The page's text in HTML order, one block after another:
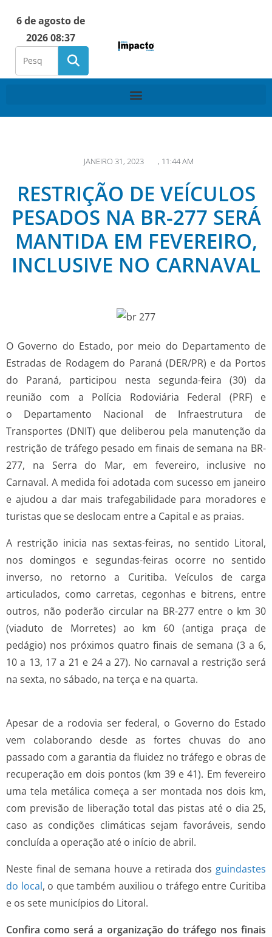
6 de agosto de
2026 08:37
JANEIRO 31, 2023 , 11:44 AM
RESTRIÇÃO DE VEÍCULOS
PESADOS NA BR-277 SERÁ
MANTIDA EM FEVEREIRO,
INCLUSIVE NO CARNAVAL
O Governo do Estado, por meio do Departamento de
Estradas de Rodagem do Paraná (DER/PR) e da Portos
do Paraná, participou nesta segunda-feira (30) da
reunião com a Polícia Rodoviária Federal (PRF) e
o Departamento Nacional de Infraestrutura de
Transportes (DNIT) que deliberou pela manutenção da
restrição de tráfego pesado em finais de semana na BR-
277, na Serra do Mar, em fevereiro, inclusive no
Carnaval. A medida foi adotada com sucesso em janeiro
e ajudou a dar mais trafegabilidade para moradores e
turistas que se deslocam entre a Capital e as praias.
A restrição inicia nas sextas-feiras, no sentido Litoral,
nos domingos e segundas-feiras ocorre no sentido
inverso, no retorno a Curitiba. Veículos de carga
articulados, como carretas, cegonhas e bitrens, entre
outros, não poderão circular na BR-277 entre o km 30
(viaduto de Morretes) ao km 60 (antiga praça de
pedágio) nos próximos quatro finais de semana (3 a 6,
10 a 13, 17 a 21 e 24 a 27). No carnaval a restrição será
na sexta, no sábado, na terça e na quarta.
Apesar de a rodovia ser federal, o Governo do Estado
vem colaborando desde as fortes chuvas do ano
passado com a garantia da fluidez no tráfego e obras de
recuperação em dois pontos (km 39 e 41). Em fevereiro
uma tela metálica começa a ser montada nos dois km,
com previsão de liberação total das pistas até o dia 25,
caso as condições climáticas sejam favoráveis, sendo
concluída a operação até o início de abril.
Neste final de semana houve a retirada dos guindastes
do local, o que também auxiliou o tráfego entre Curitiba
e os sete municípios do Litoral.
Confira como será a organização do tráfego nos finais